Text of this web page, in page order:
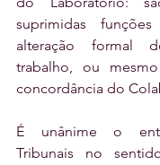
suprimidas
alteração formal
trabalho, ou
concordância do
É unânime o
Tribunais no